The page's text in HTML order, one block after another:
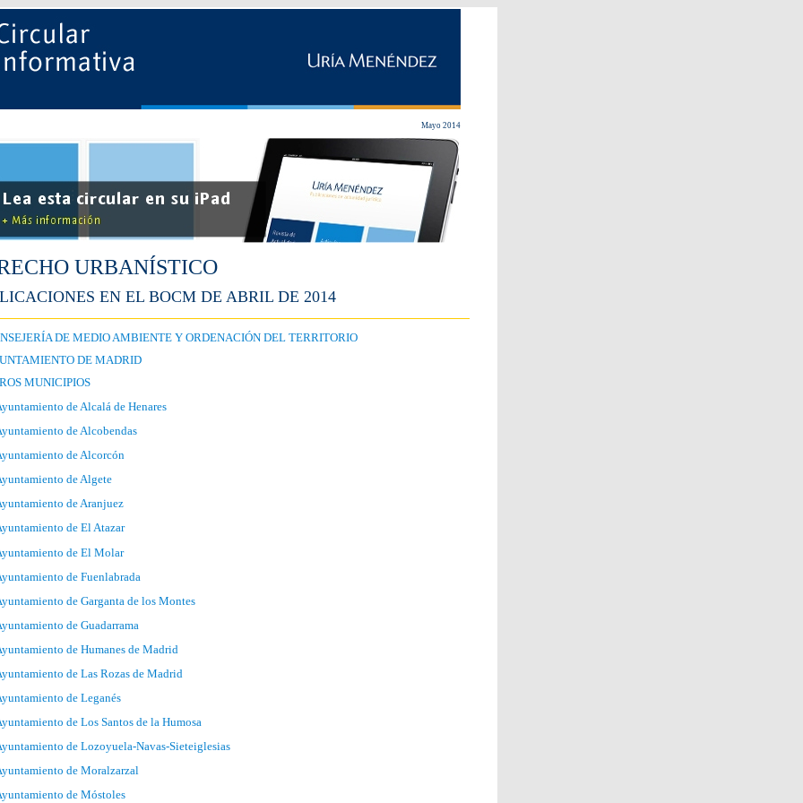
Mayo 2014
URBANÍSTICO
EN EL BOCM DE ABRIL DE 2014
DE MEDIO AMBIENTE Y ORDENACIÓN DEL TERRITORIO
DE MADRID
MUNICIPIOS
de Alcalá de Henares
de Alcobendas
de Alcorcón
de Algete
de Aranjuez
de El Atazar
de El Molar
de Fuenlabrada
de Garganta de los Montes
de Guadarrama
de Humanes de Madrid
de Las Rozas de Madrid
de Leganés
de Los Santos de la Humosa
de Lozoyuela-Navas-Sieteiglesias
de Moralzarzal
de Móstoles